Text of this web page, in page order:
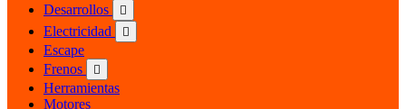
Desarrollos 
Electricidad 
Escape
Frenos

Herramientas
Motores